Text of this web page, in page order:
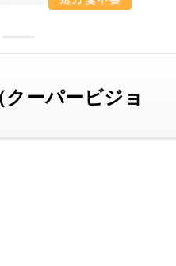
ーパービジョ